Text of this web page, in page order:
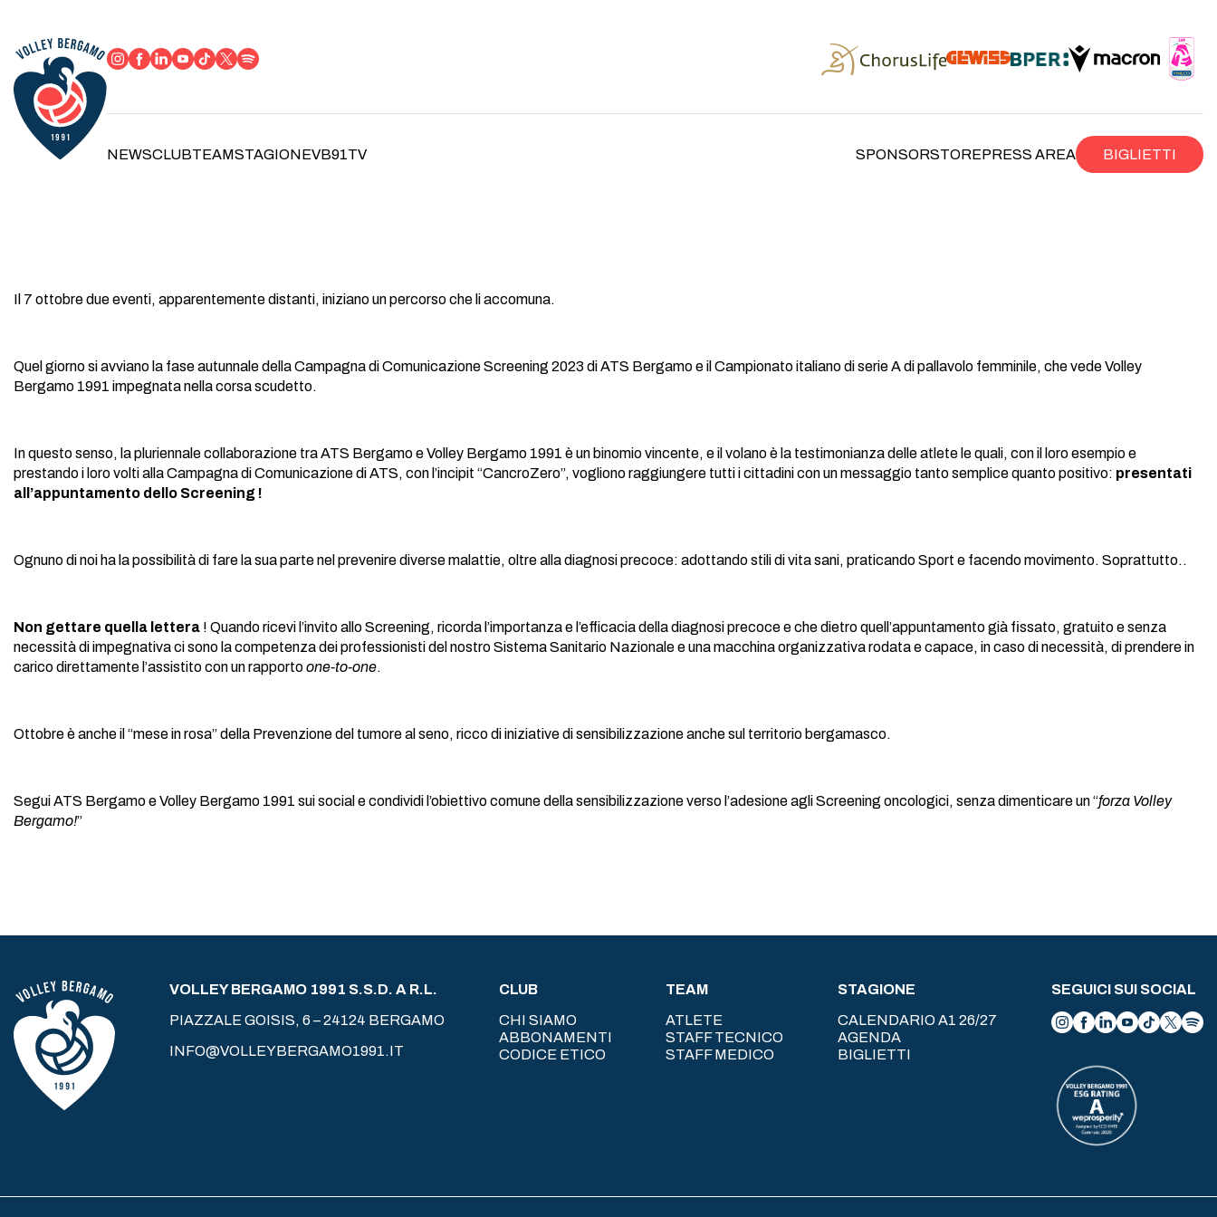
NEWSCLUBTEAMSTAGIONEVB91TV SPONSORSTOREPRESS AREA BIGLIETTI
Il 7 ottobre due eventi, apparentemente distanti, iniziano un percorso che li accomuna.
Quel giorno si avviano la fase autunnale della Campagna di Comunicazione Screening 2023 di ATS Bergamo e il Campionato italiano di serie A di pallavolo femminile, che vede Volley
Bergamo 1991 impegnata nella corsa scudetto.
In questo senso, la pluriennale collaborazione tra ATS Bergamo e Volley Bergamo 1991 è un binomio vincente, e il volano è la testimonianza delle atlete le quali, con il loro esempio e
prestando i loro volti alla Campagna di Comunicazione di ATS, con l’incipit “CancroZero”, vogliono raggiungere tutti i cittadini con un messaggio tanto semplice quanto positivo: presentati
all’appuntamento dello Screening !
Ognuno di noi ha la possibilità di fare la sua parte nel prevenire diverse malattie, oltre alla diagnosi precoce: adottando stili di vita sani, praticando Sport e facendo movimento. Soprattutto..
Non gettare quella lettera ! Quando ricevi l’invito allo Screening, ricorda l’importanza e l’efficacia della diagnosi precoce e che dietro quell’appuntamento già fissato, gratuito e senza
necessità di impegnativa ci sono la competenza dei professionisti del nostro Sistema Sanitario Nazionale e una macchina organizzativa rodata e capace, in caso di necessità, di prendere in
carico direttamente l’assistito con un rapportoone-to-one.
Ottobre è anche il “mese in rosa” della Prevenzione del tumore al seno, ricco di iniziative di sensibilizzazione anche sul territorio bergamasco.
Segui ATS Bergamo e Volley Bergamo 1991 sui social e condividi l’obiettivo comune della sensibilizzazione verso l’adesione agli Screening oncologici, senza dimenticare un “forza Volley
Bergamo!”
VOLLEY BERGAMO 1991 S.S.D. A R.L.
PIAZZALE GOISIS, 6 – 24124 BERGAMO
INFO@VOLLEYBERGAMO1991.IT
CLUB
CHI SIAMO
ABBONAMENTI
CODICE ETICO
TEAM
ATLETE
STAFF TECNICO
STAFF MEDICO
STAGIONE
CALENDARIO A1 26/27
AGENDA
BIGLIETTI
SEGUICI SUI SOCIAL